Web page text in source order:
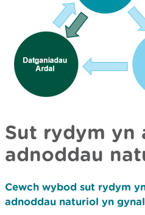
Sut rydym yn
adnoddau
Cewch wybod sut rydym
adnoddau naturiol yn